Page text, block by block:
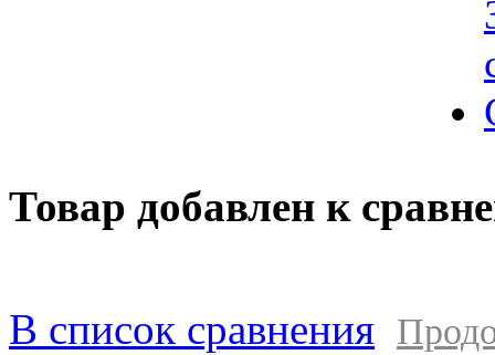
Товар добавлен к
В список сравнения